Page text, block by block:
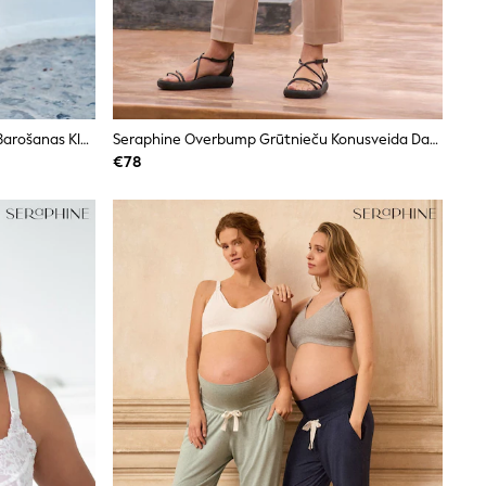
Seraphine Premium Grūtnieču Un Barošanas Kleita
Seraphine Overbump Grūtnieču Konusveida Darba Bikses
€78